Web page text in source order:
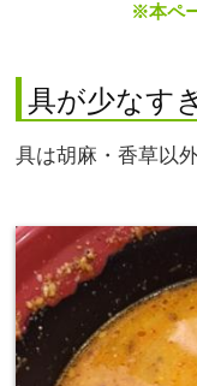
※本ペ
具が少なす
具は胡麻・香草以